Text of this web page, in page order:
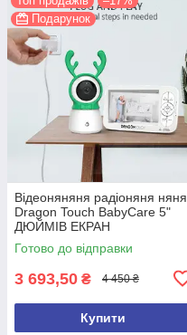
Подарунок
Відеоняняня радіоняня няня
Dragon Touch BabyCare 5"
ДЮЙМІВ ЕКРАН
Готово до відправки
3 693,50 ₴ 4 450 ₴
Купити